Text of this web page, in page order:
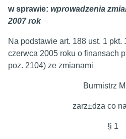
w sprawie: wprowadzenia
2007 rok
Na podstawie art. 188 ust. 1 pkt.
czerwca 2005 roku o finansach
poz. 2104) ze zmianami
Burmistrz
zarz±dza co
§ 1